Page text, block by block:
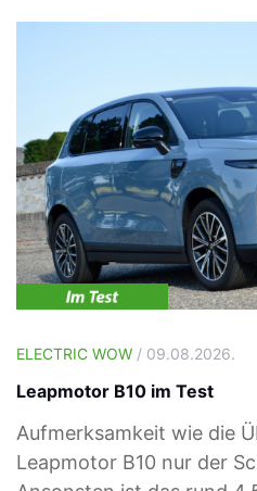
ELECTRIC WOW / 09.08.2026.
Leapmotor B10 im Test
Aufmerksamkeit wie die
Leapmotor B10 nur der